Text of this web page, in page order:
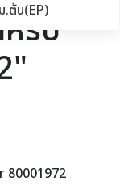
ม.ต้น(EP)
รับ